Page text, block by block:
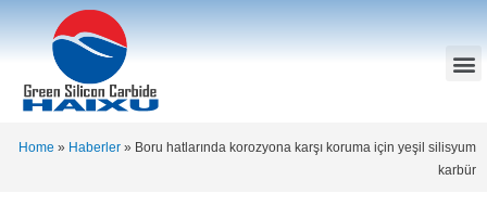
Home » Haberler » Boru hatlarında korozyona karşı koruma için yeşil silisyum
karbür